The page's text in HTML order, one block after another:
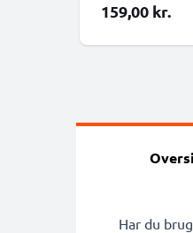
159,00 kr.
Har du